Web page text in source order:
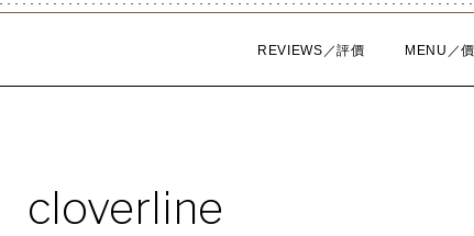
REVIEWS／評價 MENU／
cloverline